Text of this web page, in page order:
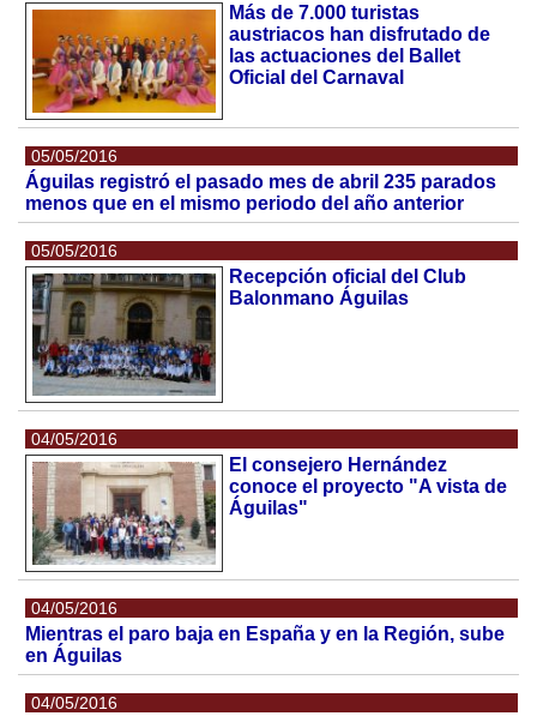
Más de 7.000 turistas
austriacos han disfrutado de
las actuaciones del Ballet
Oficial del Carnaval
05/05/2016
Águilas registró el pasado mes de abril 235 parados
menos que en el mismo periodo del año anterior
05/05/2016
Recepción oficial del Club
Balonmano Águilas
04/05/2016
El consejero Hernández
conoce el proyecto "A vista de
Águilas"
04/05/2016
Mientras el paro baja en España y en la Región, sube
en Águilas
04/05/2016